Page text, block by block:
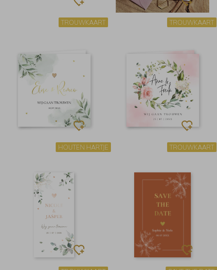
TROUWKAART TROUWKAART
HOUTEN HARTJE TROUWKAART